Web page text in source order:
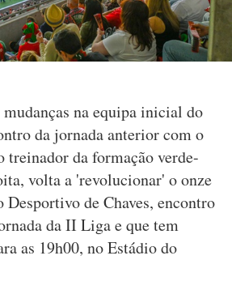
na equipa inicial do
da jornada anterior com o
treinador da formação verde-
volta a 'revolucionar' o onze
Desportivo de Chaves, encontro
da II Liga e que tem
as 19h00, no Estádio do